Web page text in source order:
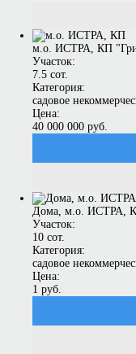
м.о. ИСТРА, КП
Участок:
7.5 сот.
Категория:
садовое
Цена:
40 000 000 руб.
Дома, м.о. ИСТРА,
Участок:
10 сот.
Категория:
садовое
Цена:
1 руб.